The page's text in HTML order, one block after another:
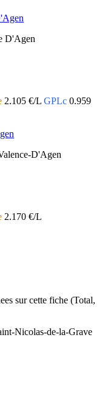
D'Agen
2.105 €/L GPLc 0.959
D'Agen
2.170 €/L
sur cette fiche (Total,
Nicolas-de-la-Grave